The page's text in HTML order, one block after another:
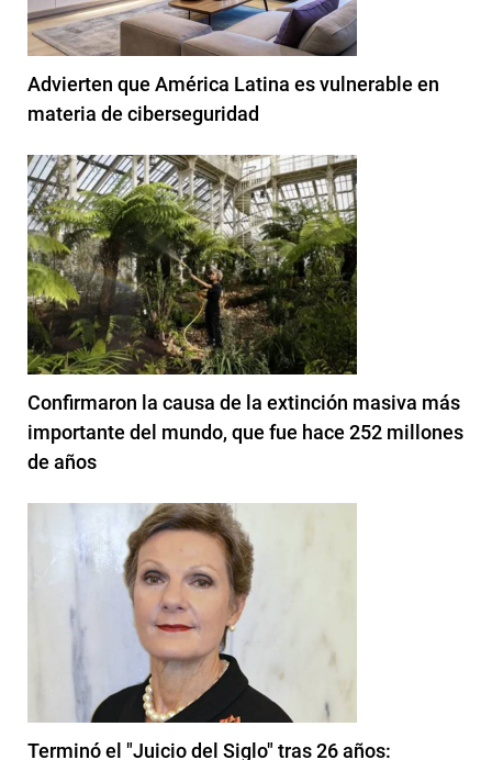
Advierten que América Latina es vulnerable en
materia de ciberseguridad
Confirmaron la causa de la extinción masiva más
importante del mundo, que fue hace 252 millones
de años
Terminó el "Juicio del Siglo" tras 26 años: